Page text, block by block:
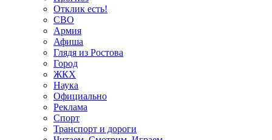
Отклик есть!
СВО
Армия
Афиша
Глядя из Ростова
Город
ЖКХ
Наука
Официально
Реклама
Спорт
Транспорт и дороги